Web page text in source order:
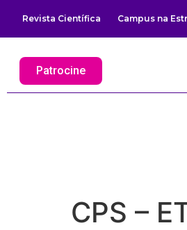
Revista Científica Campus na
Patrocine
CPS –